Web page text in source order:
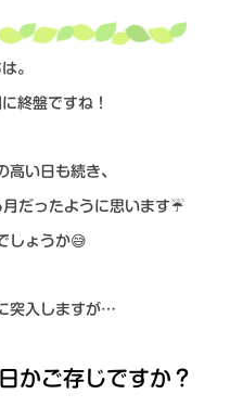
。
終盤ですね！
高い日も続き、
だったように思います☔
しょうか😅
突入しますが…
かご存じですか？